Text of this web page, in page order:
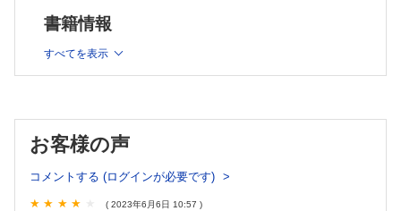
CHAP.01 心室中隔欠損症（VSD）
CHAP.02 房室中隔欠損症（AVSD）
（bPAB）
CHAP.04 術前動脈管開存症（PDA）
CHAP.06 完全大血管転位（dTGA）
CHAP.07 新生児Ebstein奇形・三尖弁異形成
書籍情報
すべてを表示
お客様の声
コメントする (ログインが必要です)
( 2023年6月6日 10:57 )